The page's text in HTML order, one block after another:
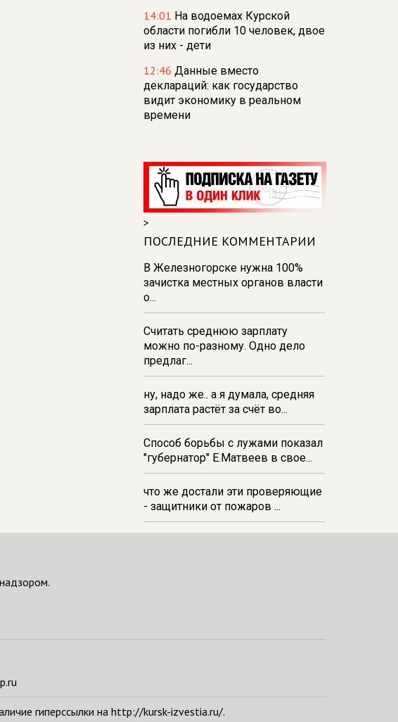
14:01 На водоемах Курской
области погибли 10 человек, двое
из них - дети
12:46 Данные вместо
деклараций: как государство
видит экономику в реальном
времени
Карла Маркса
12:17
В Курске прокуратура
добивается возмещения для
девочки - подростка ущерба за
побои
11:58В Курской области
обрушившаяся стена повлекла
возбуждение уголовного дела в
отношении ИП
11:52В Курске прокуратура
добивается выплаты более 1 млн
рублей зарплаты 32-м
работникам
>
ПОСЛЕДНИЕ КОММЕНТАРИИ
В Железногорске нужна 100%
зачистка местных органов власти
о...
Считать среднюю зарплату
можно по-разному. Одно дело
предлаг...
ну, надо же.. а я думала, средняя
зарплата растёт за счёт во...
Способ борьбы с лужами показал
"губернатор" Е.Матвеев в свое...
что же достали эти проверяющие
- защитники от пожаров ...
гиперссылки на http://kursk-izvestia.ru/.